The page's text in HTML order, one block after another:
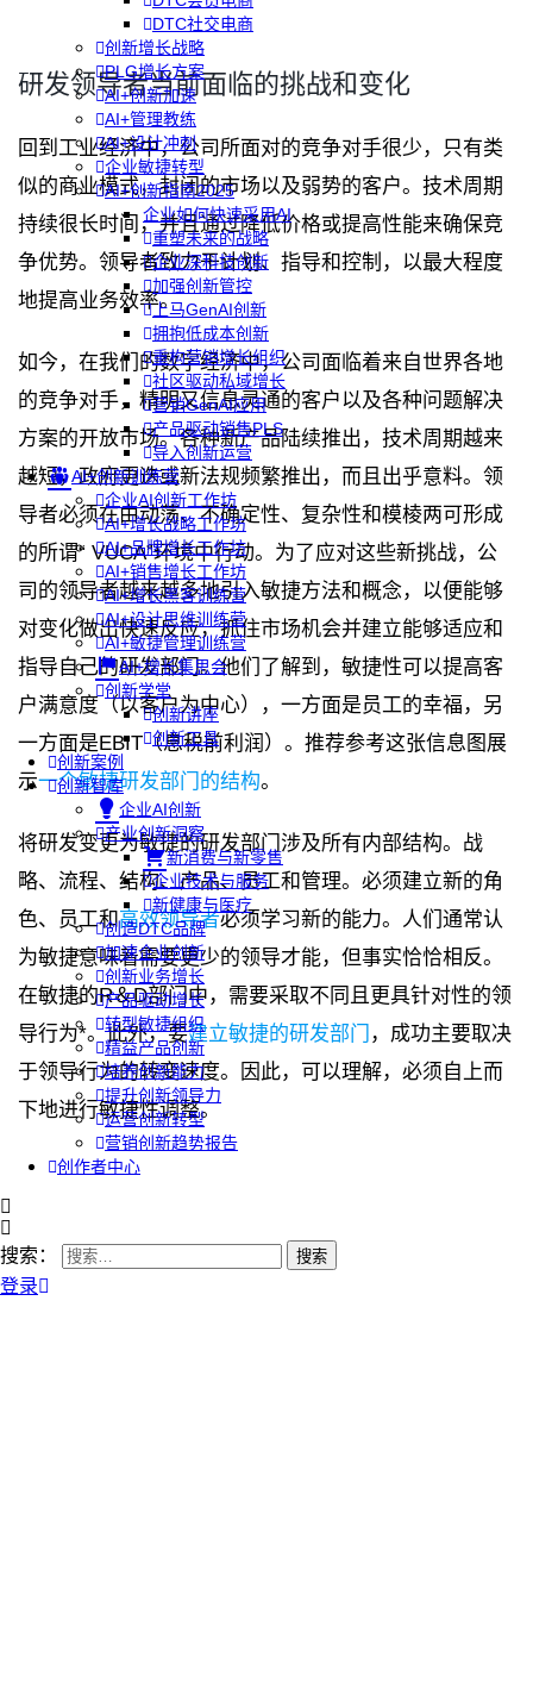
DTC社交电商
创新增长战略
PLG增长方案
AI+创新加速
AI+管理教练
AI+设计冲刺
企业敏捷转型
AI+创新指南2025
企业如何快速采用AI
重塑未来的战略
企业深科技创新
加强创新管控
上马GenAI创新
拥抱低成本创新
重构营销增长组织
社区驱动私域增长
营销GenAI应用
产品驱动销售PLS
导入创新运营
AI+创新训练营
企业AI创新工作坊
AI+增长战略工作坊
AI+品牌增长工作坊
AI+销售增长工作坊
AI+增长黑客训练营
AI+设计思维训练营
AI+敏捷管理训练营
AI+增长集思会
创新学堂
创新讲座
创新工具
创新案例
创新智库
企业AI创新
产业创新洞察
新消费与新零售
企业技术与服务
新健康与医疗
创造DTC品牌
加速企业创新
创新业务增长
产品驱动增长
转型敏捷组织
精益产品创新
培养创新能力
提升创新领导力
运营创新转型
营销创新趋势报告
创作者中心
搜索：
登录
研发领导者当前面临的挑战和变化
回到工业经济中，公司所面对的竞争对手很少，只有类
似的商业模式，封闭的市场以及弱势的客户。技术周期
持续很长时间，并且通过降低价格或提高性能来确保竞
争优势。领导者致力于计划、指导和控制，以最大程度
地提高业务效率。
如今，在我们的数字经济中，公司面临着来自世界各地
的竞争对手，精明又信息灵通的客户以及各种问题解决
方案的开放市场。各种新产品陆续推出，技术周期越来
越短，政府更迭或新法规频繁推出，而且出乎意料。领
导者必须在由动荡、不确定性、复杂性和模棱两可形成
的所谓“ VUCA”环境中行动。为了应对这些新挑战，公
司的领导者越来越多地引入敏捷方法和概念，以便能够
对变化做出快速反应，抓住市场机会并建立能够适应和
指导自己的研发部门。他们了解到，敏捷性可以提高客
户满意度（以客户为中心），一方面是员工的幸福，另
一方面是EBIT（息税前利润）。推荐参考这张信息图展
示一个敏捷研发部门的结构。
将研发变更为敏捷的研发部门涉及所有内部结构。战
略、流程、结构、产品、员工和管理。必须建立新的角
色、员工和高效领导者必须学习新的能力。人们通常认
为敏捷意味着需要更少的领导才能，但事实恰恰相反。
在敏捷的R＆D部门中，需要采取不同且更具针对性的领
导行为*。此外，要建立敏捷的研发部门 ，成功主要取决
于领导行为的转变速度。因此，可以理解，必须自上而
下地进行敏捷性调整。